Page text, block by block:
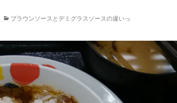
ブラウンソースとデミグラスソースの違いっ